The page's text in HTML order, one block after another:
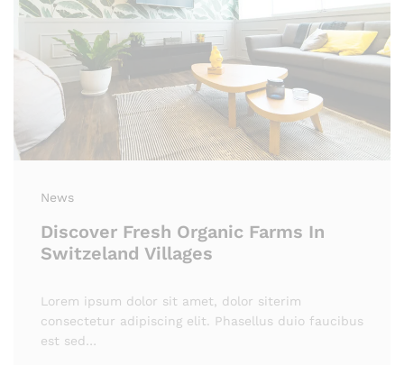
News
Discover Fresh Organic Farms In
Switzeland Villages
Lorem ipsum dolor sit amet, dolor siterim
consectetur adipiscing elit. Phasellus duio faucibus
est sed…